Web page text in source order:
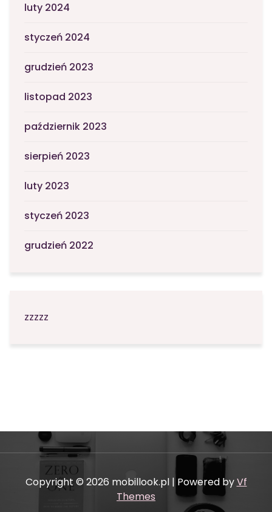
luty 2024
styczeń 2024
grudzień 2023
listopad 2023
październik 2023
sierpień 2023
luty 2023
styczeń 2023
grudzień 2022
zzzzz
Copyright © 2026 mobillook.pl | Powered byVf
Themes